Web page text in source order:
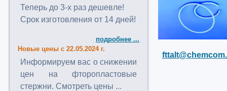
Теперь до 3-х раз дешевле!
Срок изготовления от 14 дней!
подробнее ...
Новые цены с 22.05.2024 г.
Информируем вас о снижении
цен на фторопластовые
стержни. Смотреть цены ...